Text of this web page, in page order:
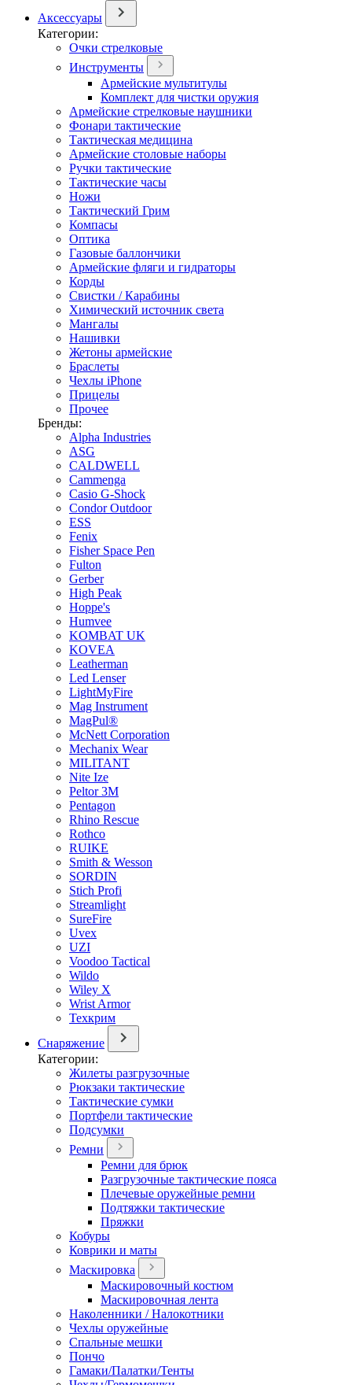
Аксессуары
Категории:
Очки стрелковые
Инструменты
Армейские мультитулы
Комплект для чистки оружия
Армейские стрелковые наушники
Фонари тактические
Тактическая медицина
Армейские столовые наборы
Ручки тактические
Тактические часы
Ножи
Тактический Грим
Компасы
Оптика
Газовые баллончики
Армейские фляги и гидраторы
Корды
Свистки / Карабины
Химический источник света
Мангалы
Нашивки
Жетоны армейские
Браслеты
Чехлы iPhone
Прицелы
Прочее
Бренды:
Alpha Industries
ASG
CALDWELL
Cammenga
Casio G-Shock
Condor Outdoor
ESS
Fenix
Fisher Space Pen
Fulton
Gerber
High Peak
Hoppe's
Humvee
KOMBAT UK
KOVEA
Leatherman
Led Lenser
LightMyFire
Mag Instrument
MagPul®
McNett Corporation
Mechanix Wear
MILITANT
Nite Ize
Peltor 3M
Pentagon
Rhino Rescue
Rothco
RUIKE
Smith & Wesson
SORDIN
Stich Profi
Streamlight
SureFire
Uvex
UZI
Voodoo Tactical
Wildo
Wiley X
Wrist Armor
Техкрим
Снаряжение
Категории:
Жилеты разгрузочные
Рюкзаки тактические
Тактические сумки
Портфели тактические
Подсумки
Ремни
Ремни для брюк
Разгрузочные тактические пояса
Плечевые оружейные ремни
Подтяжки тактические
Пряжки
Кобуры
Коврики и маты
Маскировка
Маскировочный костюм
Маскировочная лента
Наколенники / Налокотники
Чехлы оружейные
Спальные мешки
Пончо
Гамаки/Палатки/Тенты